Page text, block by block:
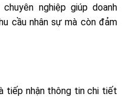
nghiệp giúp doanh
cầu nhân sự mà còn đảm
tiếp nhận thông tin chi tiết